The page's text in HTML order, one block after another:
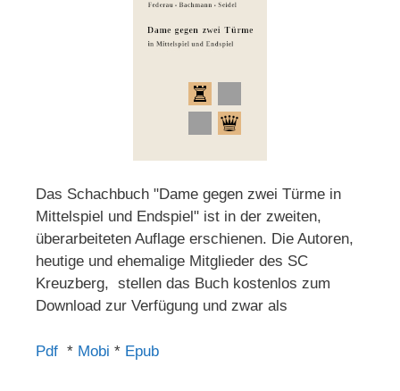
Das Schachbuch "Dame gegen zwei Türme in
Mittelspiel und Endspiel" ist in der zweiten,
überarbeiteten Auflage erschienen. Die Autoren,
heutige und ehemalige Mitglieder des SC
Kreuzberg, stellen das Buch kostenlos zum
Download zur Verfügung und zwar als
Pdf * Mobi * Epub